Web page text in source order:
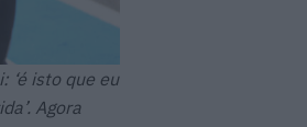
‘é isto que eu
Agora